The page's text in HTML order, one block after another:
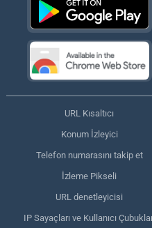
URL Kısaltıcı
Konum İzleyici
Telefon numarasını takip et
İzleme Pikseli
URL denetleyicisi
IP Sayaçları ve Kullanıcı